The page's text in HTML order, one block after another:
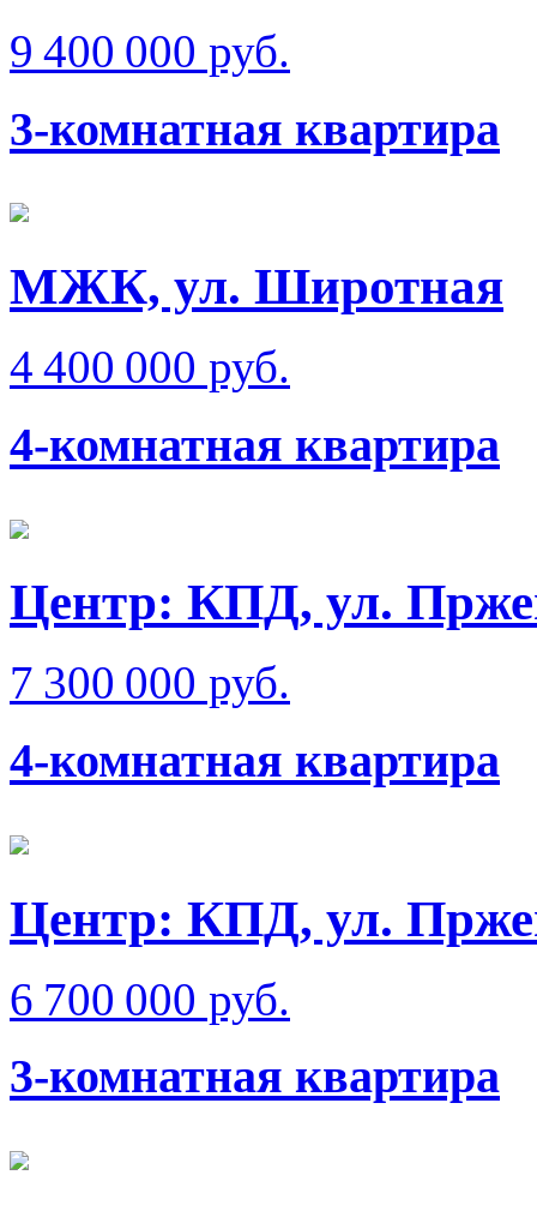
9 400 000 руб.
3-комнатная квартира
МЖК, ул. Широтная
4 400 000 руб.
4-комнатная квартира
Центр: КПД, ул.
7 300 000 руб.
4-комнатная квартира
Центр: КПД, ул.
6 700 000 руб.
3-комнатная квартира